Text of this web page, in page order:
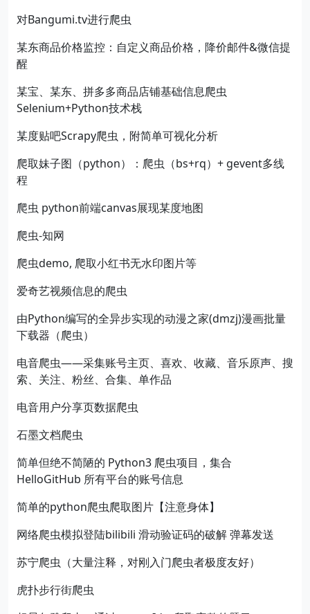
对Bangumi.tv进行爬虫
某东商品价格监控：自定义商品价格，降价邮件&微信提
醒
某宝、某东、拼多多商品店铺基础信息爬虫
Selenium+Python技术栈
某度贴吧Scrapy爬虫，附简单可视化分析
爬取妹子图（python）：爬虫（bs+rq）+ gevent多线
程
爬虫 python前端canvas展现某度地图
爬虫-知网
爬虫demo, 爬取小红书无水印图片等
爱奇艺视频信息的爬虫
由Python编写的全异步实现的动漫之家(dmzj)漫画批量
下载器（爬虫）
电音爬虫——采集账号主页、喜欢、收藏、音乐原声、搜
索、关注、粉丝、合集、单作品
电音用户分享页数据爬虫
石墨文档爬虫
简单但绝不简陋的 Python3 爬虫项目，集合
HelloGitHub 所有平台的账号信息
简单的python爬虫爬取图片【注意身体】
网络爬虫模拟登陆bilibili 滑动验证码的破解 弹幕发送
苏宁爬虫（大量注释，对刚入门爬虫者极度友好）
虎扑步行街爬虫